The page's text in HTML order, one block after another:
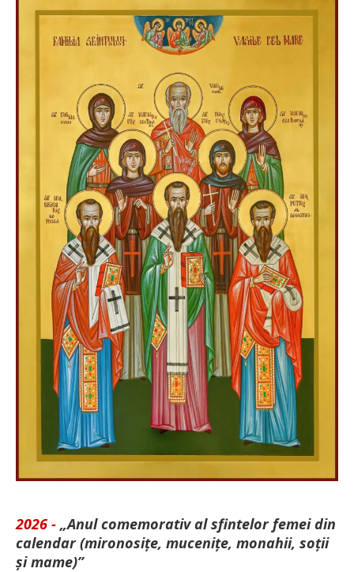
2026 - „Anul comemorativ al sfintelor femei din
calendar (mironosițe, mu­cenițe, monahii, soții
și mame)”